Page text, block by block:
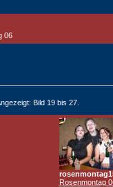
06
Bild 19 bis 27.
Rosenmontag